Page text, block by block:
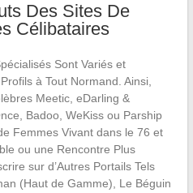
Des Sites De
Célibataires
Sont Variés et
à Tout Normand. Ainsi,
Meetic, eDarling &
Badoo, WeKiss ou Parship
Femmes Vivant dans le 76 et
ou une Rencontre Plus
sur d’Autres Portails Tels
(Haut de Gamme), Le Béguin